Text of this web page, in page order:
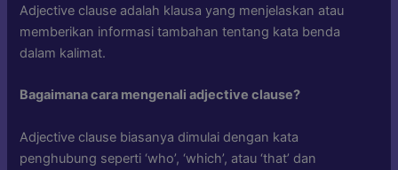
Adjective clause adalah klausa yang menjelaskan atau
memberikan informasi tambahan tentang kata benda
dalam kalimat.
Bagaimana cara mengenali adjective clause?
Adjective clause biasanya dimulai dengan kata
penghubung seperti ‘who’, ‘which’, atau ‘that’ dan